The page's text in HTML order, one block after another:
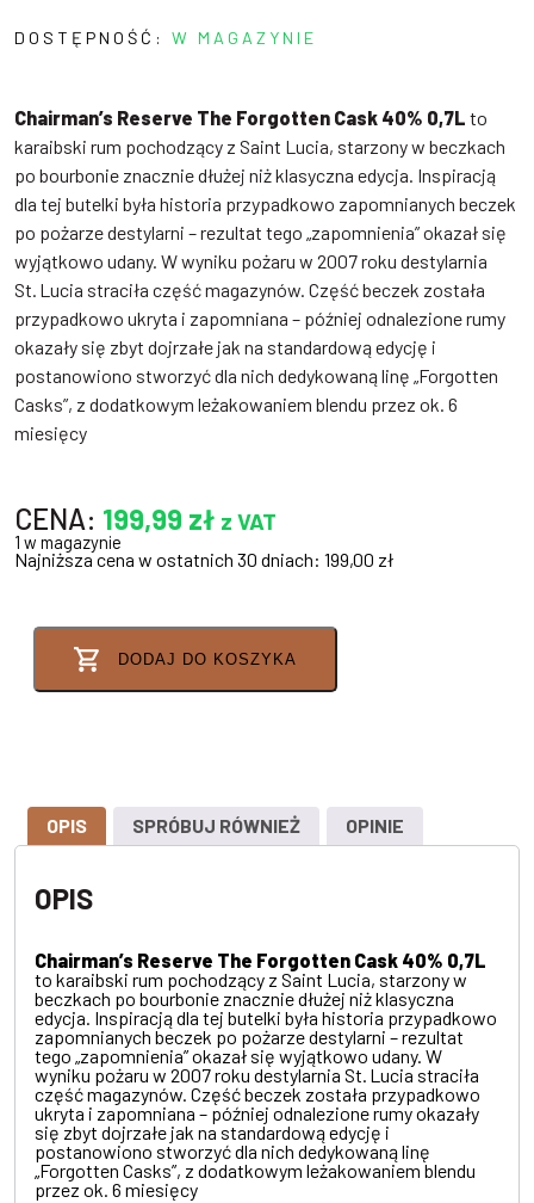
DOSTĘPNOŚĆ: W MAGAZYNIE
Chairman’s Reserve The Forgotten Cask 40% 0,7L to
karaibski rum pochodzący z Saint Lucia, starzony w beczkach
po bourbonie znacznie dłużej niż klasyczna edycja. Inspiracją
dla tej butelki była historia przypadkowo zapomnianych beczek
po pożarze destylarni – rezultat tego „zapomnienia” okazał się
wyjątkowo udany. W wyniku pożaru w 2007 roku destylarnia
St. Lucia straciła część magazynów. Część beczek została
przypadkowo ukryta i zapomniana – później odnalezione rumy
okazały się zbyt dojrzałe jak na standardową edycję i
postanowiono stworzyć dla nich dedykowaną linę „Forgotten
Casks”, z dodatkowym leżakowaniem blendu przez ok. 6
miesięcy
CENA: 199,99 zł z VAT
1 w magazynie
Najniższa cena w ostatnich 30 dniach: 199,00 zł
DODAJ DO KOSZYKA
OPIS SPRÓBUJ RÓWNIEŻ OPINIE
OPIS
Chairman’s Reserve The Forgotten Cask 40% 0,7L
to karaibski rum pochodzący z Saint Lucia, starzony w
beczkach po bourbonie znacznie dłużej niż klasyczna
edycja. Inspiracją dla tej butelki była historia przypadkowo
zapomnianych beczek po pożarze destylarni – rezultat
tego „zapomnienia” okazał się wyjątkowo udany. W
wyniku pożaru w 2007 roku destylarnia St. Lucia straciła
część magazynów. Część beczek została przypadkowo
ukryta i zapomniana – później odnalezione rumy okazały
się zbyt dojrzałe jak na standardową edycję i
postanowiono stworzyć dla nich dedykowaną linę
„Forgotten Casks”, z dodatkowym leżakowaniem blendu
przez ok. 6 miesięcy